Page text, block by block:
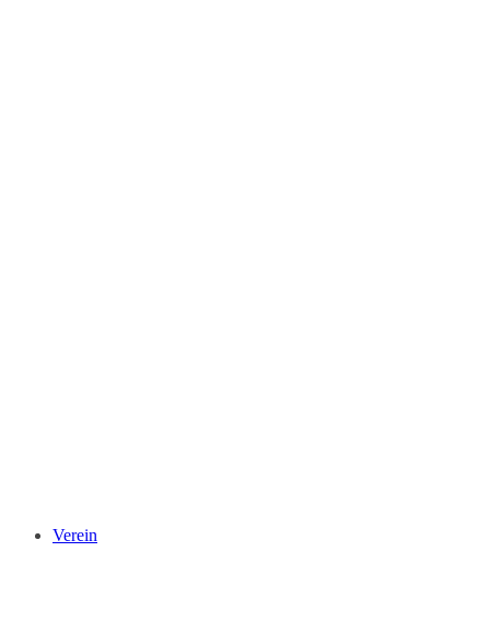
Verein